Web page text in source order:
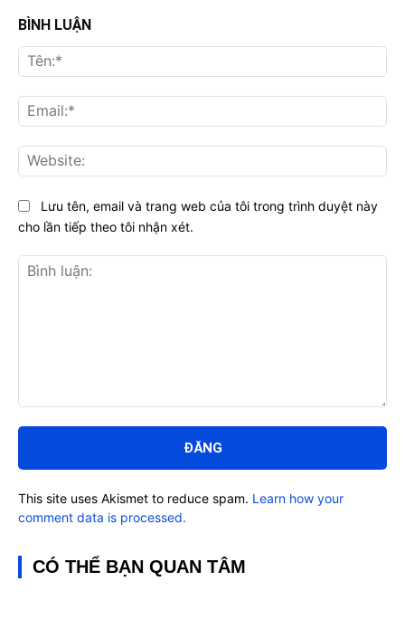
BÌNH LUẬN
luận:
Lưu tên, email và trang web của tôi trong trình duyệt này
cho lần tiếp theo tôi nhận xét.
This site uses Akismet to reduce spam. Learn how your
comment data is processed.
CÓ THỂ BẠN QUAN TÂM